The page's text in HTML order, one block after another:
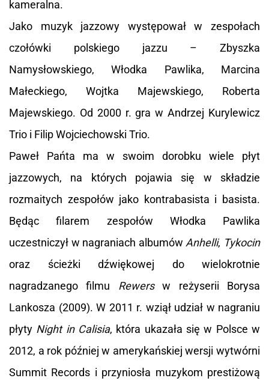
kameralna.
Jako muzyk jazzowy występował w zespołach
czołówki polskiego jazzu – Zbyszka
Namysłowskiego, Włodka Pawlika, Marcina
Małeckiego, Wojtka Majewskiego, Roberta
Majewskiego. Od 2000 r. gra w Andrzej Kurylewicz
Trio i Filip Wojciechowski Trio.
Paweł Pańta ma w swoim dorobku wiele płyt
jazzowych, na których pojawia się w składzie
rozmaitych zespołów jako kontrabasista i basista.
Będąc filarem zespołów Włodka Pawlika
uczestniczył w nagraniach albumówAnhelli, Tykocin
oraz ścieżki dźwiękowej do wielokrotnie
nagradzanego filmu Rewersw reżyserii Borysa
Lankosza (2009). W 2011 r. wziął udział w nagraniu
płyty Night in Calisia, która ukazała się w Polsce w
2012, a rok później w amerykańskiej wersji wytwórni
Summit Records i przyniosła muzykom prestiżową